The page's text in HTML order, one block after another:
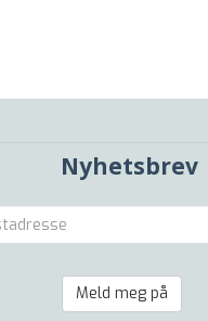
Nyhetsbrev
Meld meg på